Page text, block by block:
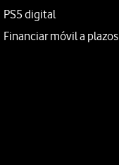
PS5 digital
Financiar móvil a plazos